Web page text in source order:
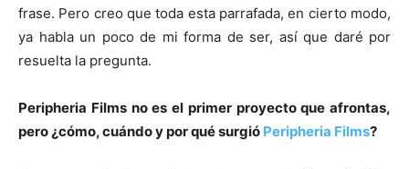
frase. Pero creo que toda esta parrafada, en cierto modo,
ya habla un poco de mi forma de ser, así que daré por
resuelta la pregunta.
Peripheria Films no es el primer proyecto que afrontas,
pero ¿cómo, cuándo y por qué surgió Peripheria Films?